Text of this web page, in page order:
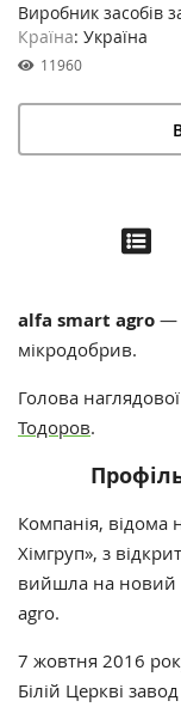
Виробник засобів
Країна: Україна
11960
alfa smart agro —
мікродобрив.
Голова
Тодоров.
Компанія, відома
Хімгруп», з
вийшла на новий
agro.
7 жовтня 2016
Білій Церкві